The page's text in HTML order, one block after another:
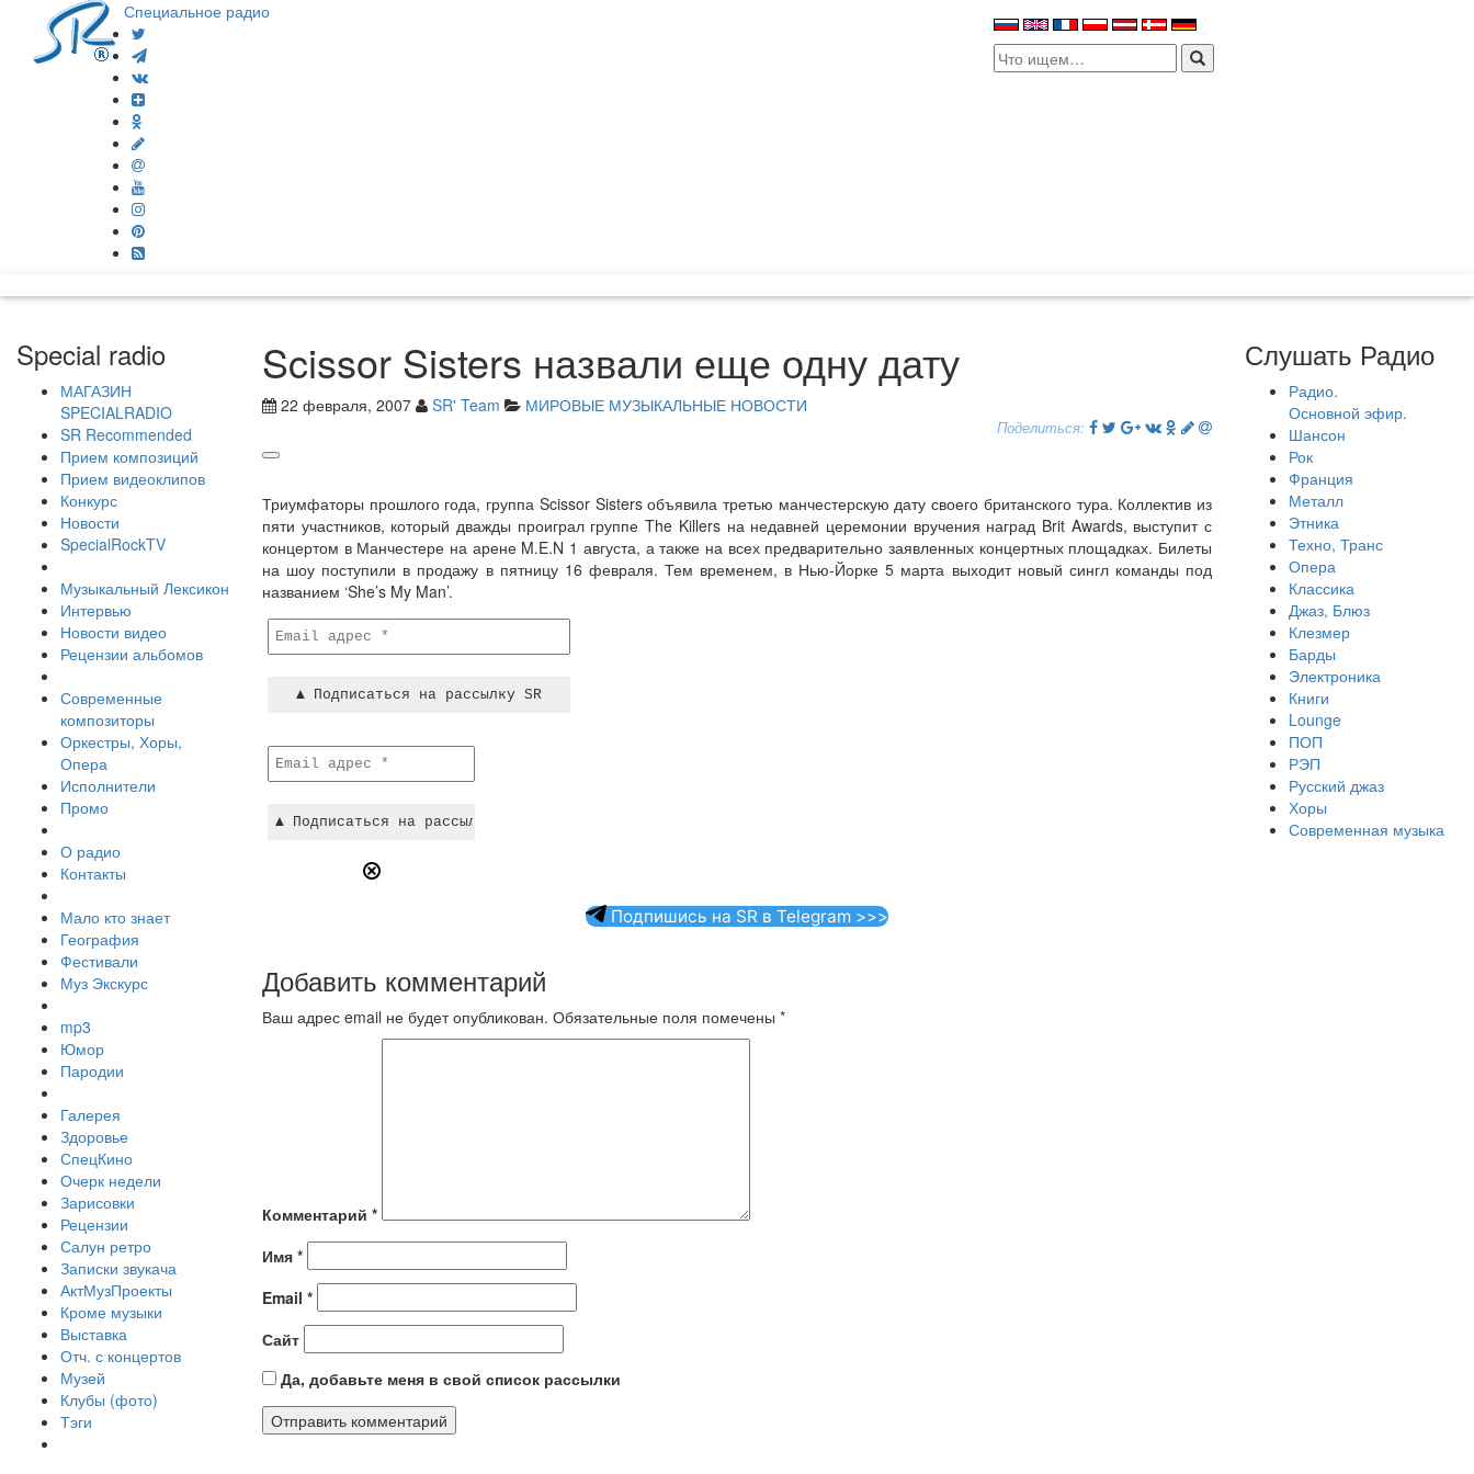
Специальное радио
Search
for:
Special radio
МАГАЗИН
SPECIALRADIO
SR Recommended
Прием композиций
Прием видеоклипов
Конкурс
Новости
SpecialRockTV
Музыкальный Лексикон
Интервью
Новости видео
Рецензии альбомов
Современные
композиторы
Оркестры, Хоры,
Опера
Исполнители
Промо
О радио
Контакты
Мало кто знает
География
Фестивали
Муз Экскурс
mp3
Юмор
Пародии
Галерея
Здоровье
СпецКино
Очерк недели
Зарисовки
Рецензии
Салун ретро
Записки звукача
АктМузПроекты
Кроме музыки
Выставка
Отч. с концертов
Музей
Клубы (фото)
Тэги
Scissor Sisters назвали еще одну дату
22 февраля, 2007 SR' Team МИРОВЫЕ МУЗЫКАЛЬНЫЕ НОВОСТИ
Поделиться:
Триумфаторы прошлого года, группа Scissor Sisters объявила третью манчестерскую дату своего британского тура. Коллектив из
пяти участников, который дважды проиграл группе The Killers на недавней церемонии вручения наград Brit Awards, выступит с
концертом в Манчестере на арене M.E.N 1 августа, а также на всех предварительно заявленных концертных площадках. Билеты
на шоу поступили в продажу в пятницу 16 февраля. Тем временем, в Нью-Йорке 5 марта выходит новый сингл команды под
названием ‘She’s My Man’.
Подпишись на SR в Telegram >>>
Добавить комментарий
Ваш адрес email не будет опубликован. Обязательные поля помечены *
Комментарий *
Имя *
Email *
Сайт
Да, добавьте меня в свой список рассылки
Слушать Радио
Радио.
Основной эфир.
Шансон
Рок
Франция
Металл
Этника
Техно, Транс
Опера
Классика
Джаз, Блюз
Клезмер
Барды
Электроника
Книги
Lounge
ПОП
РЭП
Русский джаз
Хоры
Современная музыка